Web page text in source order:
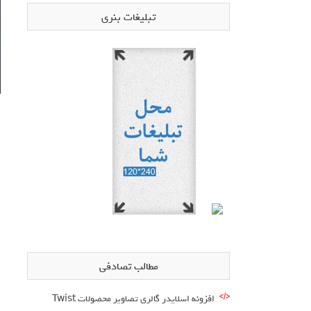
تبلیغات بنری
مطالب تصادفی
افزونه اسلایدر گالری تصاویر محصولات Twist